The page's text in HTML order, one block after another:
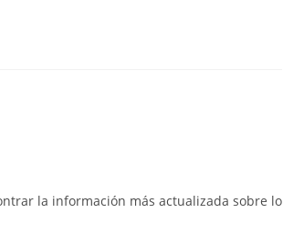
la información más actualizada sobre lo